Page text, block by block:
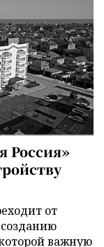
Россия»
от
важную